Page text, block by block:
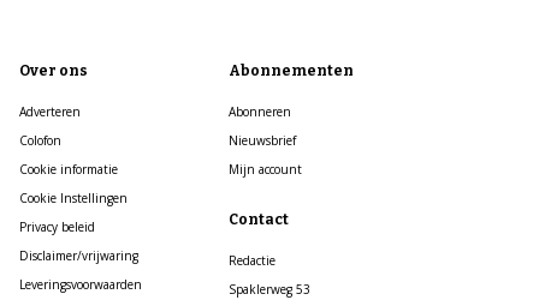
Over ons
Adverteren
Colofon
Cookie informatie
Cookie Instellingen
Privacy beleid
Disclaimer/vrijwaring
Leveringsvoorwaarden
Abonnementen
Abonneren
Nieuwsbrief
Mijn account
Contact
Redactie
Spaklerweg 53